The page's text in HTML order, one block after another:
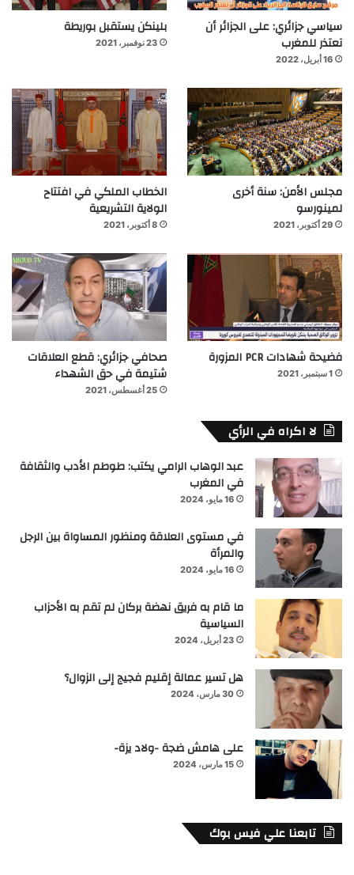
سياسي جزائري: على الجزائر أن
تعتذر للمغرب
16 أبريل، 2022
بلينكن يستقبل بوريطة
23 نوفمبر، 2021
مجلس الأمن: سنة أخرى
لمينورسو
29 أكتوبر، 2021
الخطاب الملكي في افتتاح
الولاية التشريعية
8 أكتوبر، 2021
فضيحة شهادات PCR المزورة
1 سبتمبر، 2021
صحافي جزائري: قطع العلاقات
شتيمة في حق الشهداء
25 أغسطس، 2021
لا اكراه في الرأي
عبد الوهاب الرامي يكتب: طوطم الأدب والثقافة
في المغرب
16 مايو، 2024
في مستوى العلاقة ومنظور المساواة بين الرجل
والمرأة
16 مايو، 2024
ما قام به فريق نهضة بركان لم تقم به الأحزاب
السياسية
23 أبريل، 2024
هل تسير عمالة إقليم فجيج إلى الزوال؟
30 مارس، 2024
على هامش ضجة -ولاد يزة-
15 مارس، 2024
تابعنا علي فيس بوك